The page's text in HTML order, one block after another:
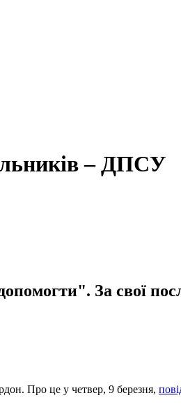
– ДПСУ
За свої
Про це у четвер, 9 березня,